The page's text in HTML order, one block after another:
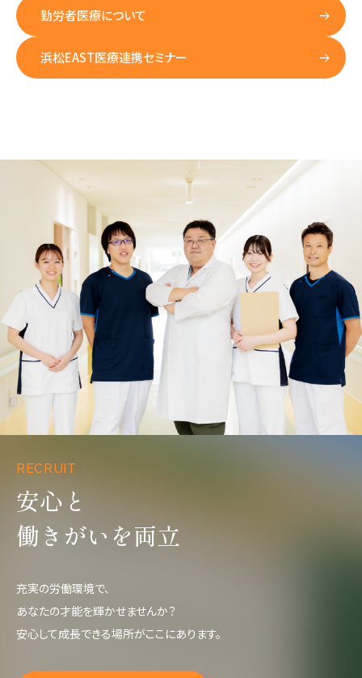
勤労者医療について
浜松EAST医療連携セミナー
RECRUIT
安心と
働きがいを両立
充実の労働環境で、
あなたの才能を輝かせませんか？
安心して成長できる場所がここにあります。